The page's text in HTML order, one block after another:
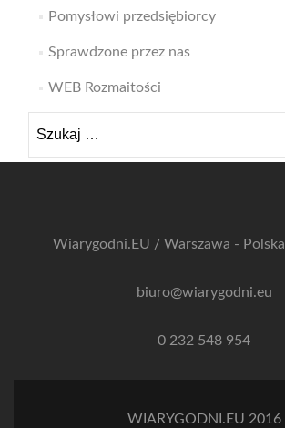
Pomysłowi przedsiębiorcy
Sprawdzone przez nas
WEB Rozmaitości
Wiarygodni.EU / Warszawa - Polska
biuro@wiarygodni.eu
0 232 548 954
WIARYGODNI.EU 2016